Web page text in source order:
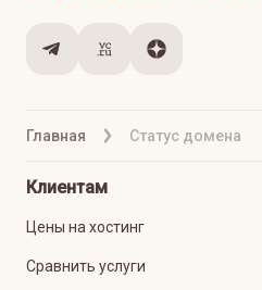
Главная Статус домена
Клиентам
Цены на хостинг
Сравнить услуги